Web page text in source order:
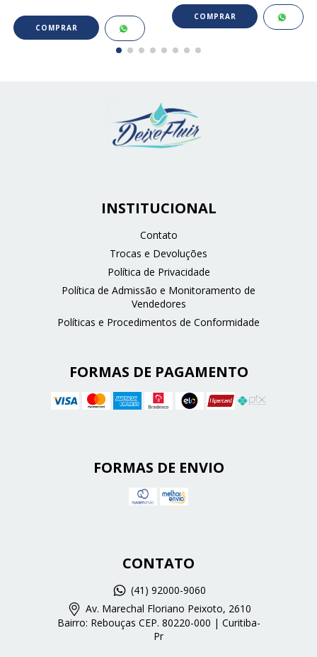
INSTITUCIONAL
Contato
Trocas e Devoluções
Política de Privacidade
Política de Admissão e Monitoramento de
Vendedores
Políticas e Procedimentos de Conformidade
FORMAS DE PAGAMENTO
FORMAS DE ENVIO
CONTATO
(41) 92000-9060
Av. Marechal Floriano Peixoto, 2610
Bairro: Rebouças CEP. 80220-000 | Curitiba-
Pr